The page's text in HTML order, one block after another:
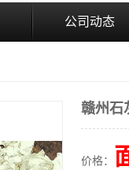
公司动态
赣州石
价格：